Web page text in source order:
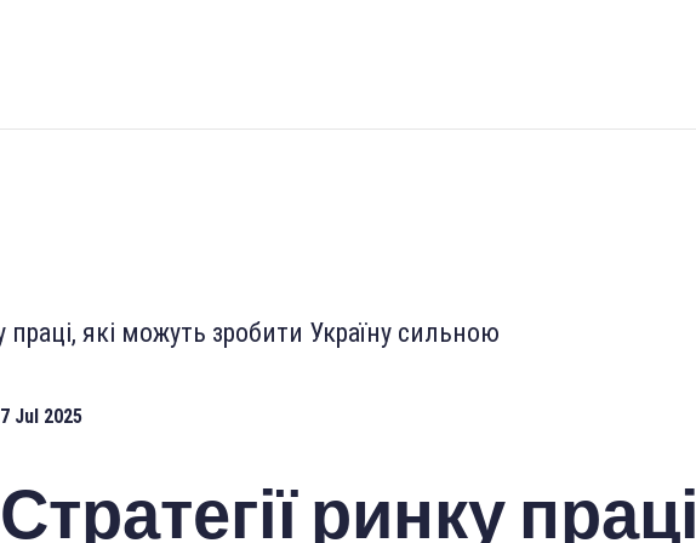
7 Jul 2025
Стратегії ринку